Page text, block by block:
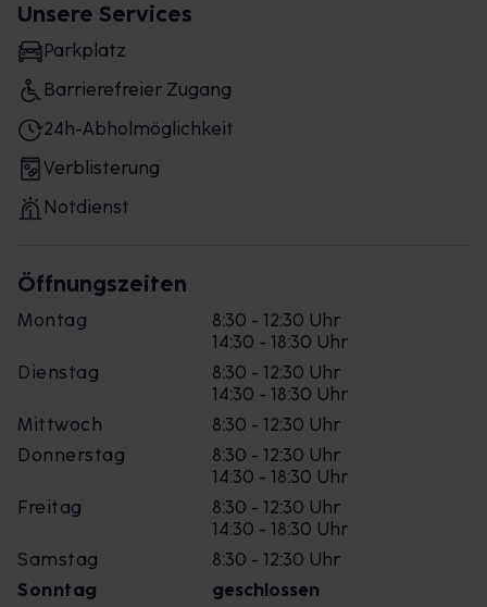
Unsere Services
Parkplatz
Barrierefreier Zugang
24h-Abholmöglichkeit
Verblisterung
Notdienst
Öffnungszeiten
Montag
8:30 - 12:30 Uhr
14:30 - 18:30 Uhr
Dienstag
8:30 - 12:30 Uhr
14:30 - 18:30 Uhr
Mittwoch
8:30 - 12:30 Uhr
Donnerstag
8:30 - 12:30 Uhr
14:30 - 18:30 Uhr
Freitag
8:30 - 12:30 Uhr
14:30 - 18:30 Uhr
Samstag
8:30 - 12:30 Uhr
Sonntag
geschlossen